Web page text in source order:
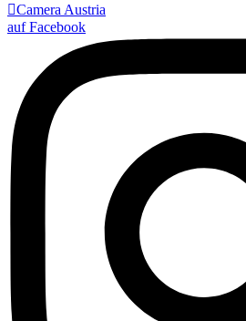
Camera Austria
auf Facebook